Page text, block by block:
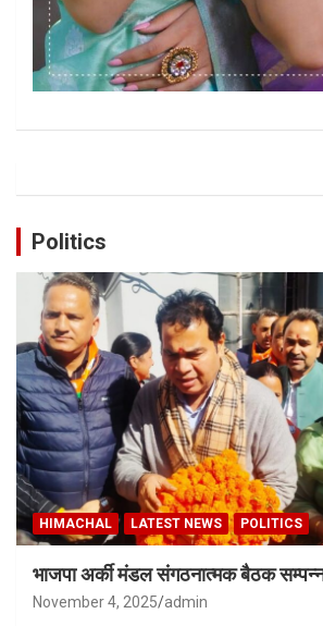
Politics
HIMACHAL LATEST NEWS POLITICS
भाजपा अर्की मंडल संगठनात्मक बैठक
November 4, 2025 admin